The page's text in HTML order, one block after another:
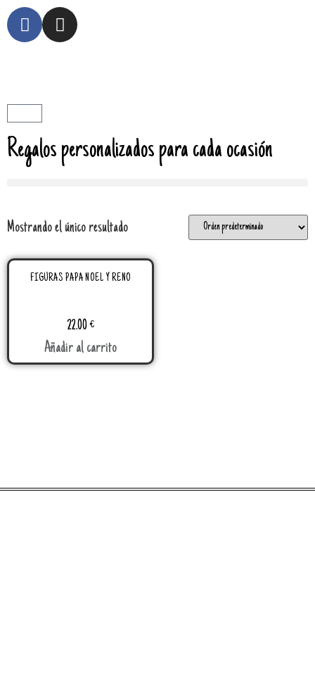
Regalos personalizados para cada ocasión
Mostrando el único resultado
FIGURAS PAPA NOEL Y RENO
22.00€
Añadir al carrito